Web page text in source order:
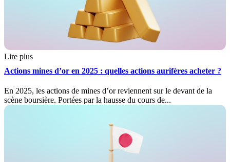
Lire plus
Actions mines d’or en 2025 : quelles actions aurifères acheter ?
En 2025, les actions de mines d’or reviennent sur le devant de la
scène boursière. Portées par la hausse du cours de...